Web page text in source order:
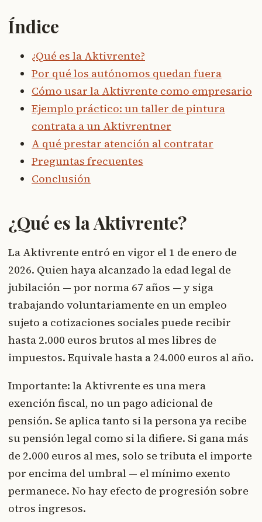
Índice
¿Qué es la Aktivrente?
Por qué los autónomos quedan fuera
Cómo usar la Aktivrente como empresario
Ejemplo práctico: un taller de pintura
contrata a un Aktivrentner
A qué prestar atención al contratar
Preguntas frecuentes
Conclusión
¿Qué es la Aktivrente?
La Aktivrente entró en vigor el 1 de enero de
2026. Quien haya alcanzado la edad legal de
jubilación — por norma 67 años — y siga
trabajando voluntariamente en un empleo
sujeto a cotizaciones sociales puede recibir
hasta 2.000 euros brutos al mes libres de
impuestos. Equivale hasta a 24.000 euros al año.
Importante: la Aktivrente es una mera
exención fiscal, no un pago adicional de
pensión. Se aplica tanto si la persona ya recibe
su pensión legal como si la difiere. Si gana más
de 2.000 euros al mes, solo se tributa el importe
por encima del umbral — el mínimo exento
permanece. No hay efecto de progresión sobre
otros ingresos.